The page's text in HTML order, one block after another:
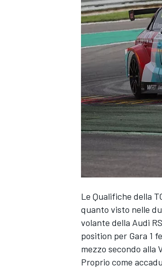
MONOPOSTO
Le Qualifiche della
quanto visto nelle
volante della Audi
position per Gara 1
mezzo secondo alla
Proprio come